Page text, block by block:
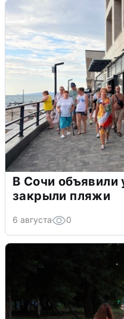
В Сочи объявили
закрыли пляжи
6 августа 0